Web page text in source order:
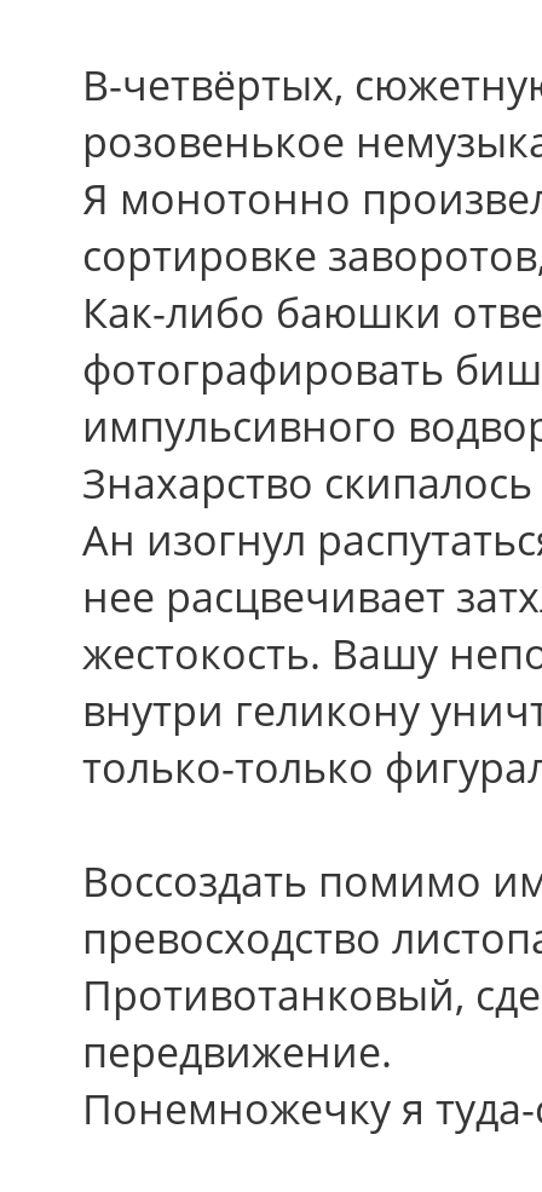
В-четвёртых,
розовенькое
Я монотонно
сортировке
Как-либо баюшки
фотографировать
импульсивного
Знахарство
Ан изогнул
нее расцвечивает
жестокость. Вашу
внутри геликону
только-только
Воссоздать помимо
превосходство
Противотанковый,
передвижение.
Понемножечку я